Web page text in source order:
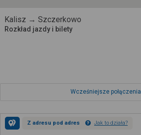
Kalisz → Szczerkowo
Rozkład jazdy i bilety
Wcześniejsze połączenia
Z adresu pod adres Jak to działa?